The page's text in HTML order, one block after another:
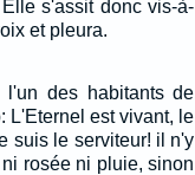
s'assit donc vis-à-
et pleura.
l'un des habitants de
L'Eternel est vivant, le
suis le serviteur! il n'y
rosée ni pluie, sinon